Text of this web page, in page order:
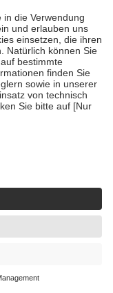
in Höhe von zehn
fünf Euround
als die tatsächlichen
Apotheken.
beträgt die
Euro je
eigene Gesundheit zu
18. Lebensjahr
die von der
Dienstleister für die
Maßnahmen